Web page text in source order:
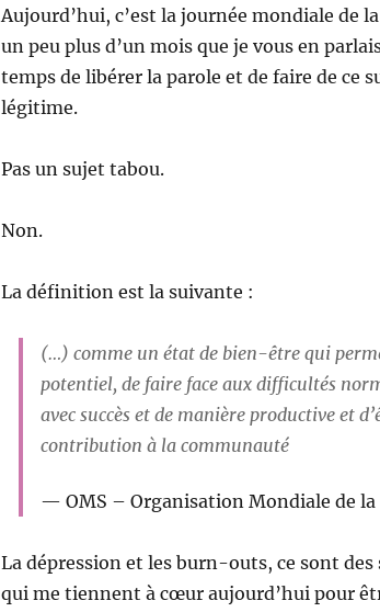
Aujourd’hui, c’est la journée mondiale de
un peu plus d’un mois que je vous en
temps de libérer la parole et de faire de ce
légitime.
Pas un sujet tabou.
Non.
La définition est la suivante :
(…) comme un état de bien-êtrequi
potentiel, de faire face aux difficultés
avec succès et de manière productive et
contribution à la communauté
OMS – Organisation Mondiale de la
La dépression et les burn-outs, ce sont
qui me tiennent à cœur aujourd’hui pour